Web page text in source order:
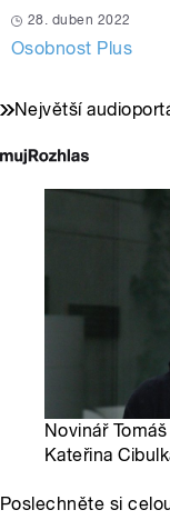
28. duben 2022
Osobnost Plus
Největší
Novinář
Kateřina
Poslechněte si